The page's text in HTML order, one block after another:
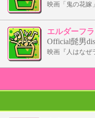
映画「鬼の花嫁
エルダーフ
Official髭男
映画『人はなぜ